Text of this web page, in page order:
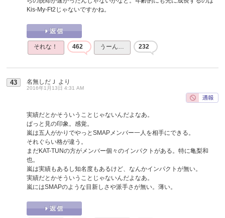
Kis-My-Ft2じゃないですかね。
それな！ 462 うーん… 232
43 名無しだＪ より
2016年1月13日 4:31 AM
実績だとかそういうことじゃないんだよなあ。
ぱっと見の印象。感覚。
嵐は五人がかりでやっとSMAPメンバー一人を相手にできる。
それぐらい格が違う。
まだKAT-TUNの方がメンバー個々のインパクトがある。特に亀梨和
也。
嵐は実績もあるし知名度もあるけど、なんかインパクトが無い。
実績だとかそういうことじゃないんだよなあ。
嵐にはSMAPのような目新しさや派手さが無い。薄い。